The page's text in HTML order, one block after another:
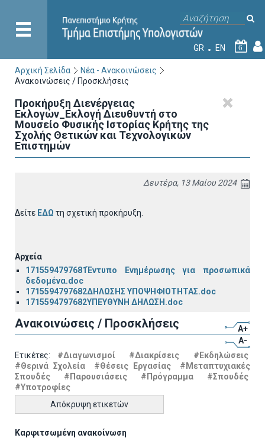
GR EN 6
Αρχική Σελίδα
Νέα - Ανακοινώσεις
Ανακοινώσεις / Προσκλήσεις
Προκήρυξη Διενέργειας
Εκλογών_Εκλογή Διευθυντή στο
Μουσείο Φυσικής Ιστορίας Κρήτης της
Σχολής Θετικών και Τεχνολογικών
Επιστημών
Δευτέρα, 13 Μαίου 2024
Δείτε ΕΔΩ τη σχετική προκήρυξη.
Αρχεία
1715594797681Έντυπο Ενημέρωσης για προσωπικά
δεδομένα.doc
1715594797682ΔΗΛΩΣΗΣ ΥΠΟΨΗΦΙΟΤΗΤΑΣ.doc
1715594797682ΥΠΕΥΘΥΝΗ ΔΗΛΩΣΗ.doc
Ανακοινώσεις / Προσκλήσεις
A+
A-
Ετικέτες: #Διαγωνισμοί #Διακρίσεις
#Εκδηλώσεις
#Θερινά Σχολεία
#Θέσεις Εργασίας
#Μεταπτυχιακές
Σπουδές
#Παρουσιάσεις #Πρόγραμμα
#Σπουδές
#Υποτροφίες
Απόκρυψη ετικετών
Καρφιτσωμένη ανακοίνωση